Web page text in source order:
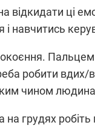
ці
навчитись
Пальцем
робити вдих/
чином
грудях